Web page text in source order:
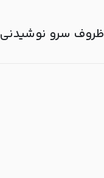
ظروف سرو نوشیدنی